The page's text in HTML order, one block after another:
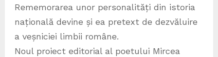
Rememorarea unor personalități din istoria
națională devine și ea pretext de dezvăluire
a veșniciei limbii române.
Noul proiect editorial al poetului Mircea